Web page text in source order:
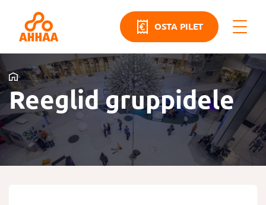
OSTA PILET
Reeglid gruppidele